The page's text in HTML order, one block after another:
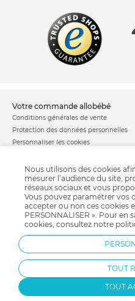
votre commande allobébé
Conditions générales de vente
Protection des données personnelles
Personnaliser les cookies
Modes de livraison
Moyens de paiement
Garantie stock & produit
Satisfait ou remboursé
allobébé vous recommande
Nos labels
Nos licences
Besoin d'aide ?
FAQ
Nous utilisons des cookies
mesurer l’audience du site,
réseaux sociaux et vous
Vous pouvez paramétrer vos
accepter ou non ces cookies
PERSONNALISER ». Pour en
cookies, consultez notre
TOUT
TOUT